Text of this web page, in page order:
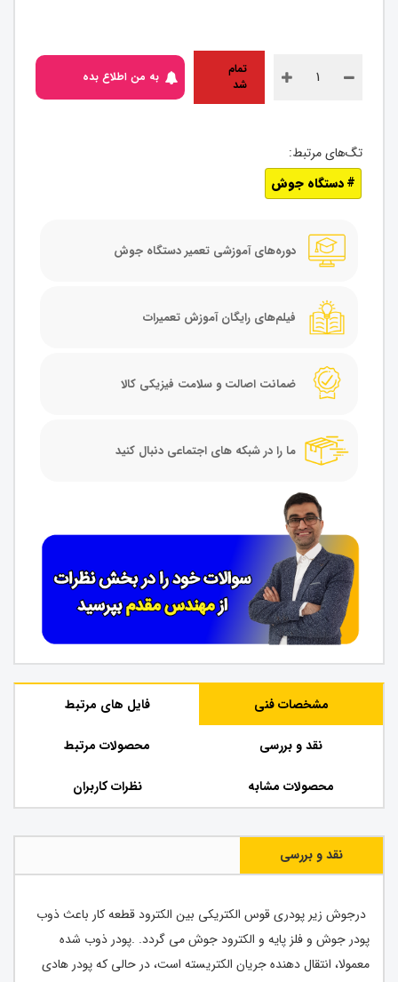
تمام
شد
به من اطلاع بده
دستگاه جوش
دوره‌های آموزشی تعمیر دستگاه جوش
فیلم‌های رایگان آموزش تعمیرات
ضمانت اصالت و سلامت فیزیکی کالا
ما را در شبکه های اجتماعی دنبال کنید
مشخصات فنی فایل های مرتبط
نقد و بررسی محصولات مرتبط
محصولات مشابه نظرات کاربران
نقد و بررسی
درجوش زیر پودری قوس الکتریکی بین الکترود قطعه کار باعث ذوب
پودر جوش و فلز پایه و الکترود جوش می گردد. .پودر ذوب شده
معمولا، انتقال دهنده جریان الکتریسته است، در حالی که پودر هادی